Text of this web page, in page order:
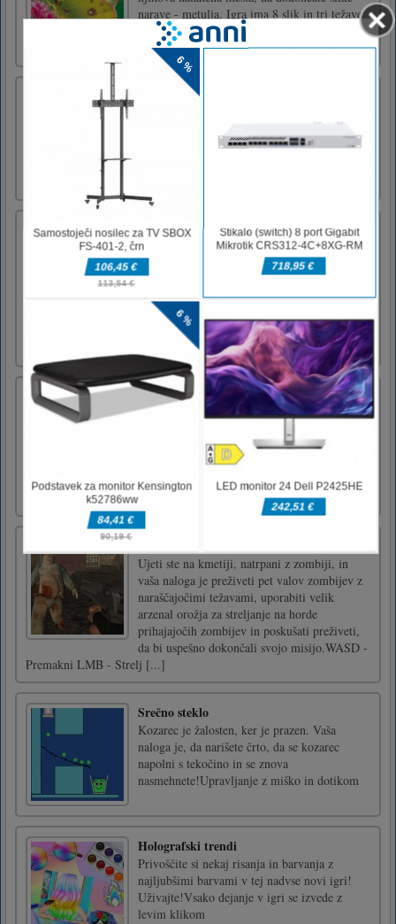
narave - metulja. Igra ima 8 slik in tri težave:
2x3, 3x4, 4x6.Uporabite miško za igranje iger
sestavljanke html5.
Fruit Cutter
fruits and to earn points. Avoid bombs and try
to cut all fruits before they drop on the floor.
Bubble Shooter Tale
Play Bubble Shooter Tale, the bubble shooter
adventure with 70 challenging levels. Make
combinations of 3 or more bubbles to make
them pop. Each level has its own goal,
complete this goal to go to the next level, and
score enough points to earn 3 stars. You can
Offroad motociklistične dirke 2020
Off-road Motorcycle Bike Racing 2020 je
tukaj z izjemno ravninsko terensko vožnjo,
kjer bodo preizkusili vaše sposobnosti, vozili s
hitrostjo in vstopili na vse kontrolne točke na
zemljevidu do konca. Zabavaj se!wasd -
vožnja
Ujeti ste na kmetiji, natrpani z zombiji, in
vaša naloga je preživeti pet valov zombijev z
naraščajočimi težavami, uporabiti velik
arzenal orožja za streljanje na horde
prihajajočih zombijev in poskušati preživeti,
da bi uspešno dokončali svojo misijo.WASD -
Premakni LMB - Strelj [...]
Srečno steklo
Kozarec je žalosten, ker je prazen. Vaša
naloga je, da narišete črto, da se kozarec
napolni s tekočino in se znova
nasmehnete!Upravljanje z miško in dotikom
Holografski trendi
Privoščite si nekaj risanja in barvanja z
najljubšimi barvami v tej nadvse novi igri!
Uživajte!Vsako dejanje v igri se izvede z
levim klikom